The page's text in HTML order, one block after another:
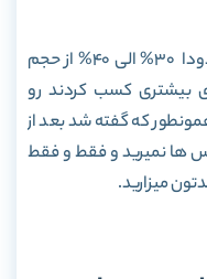
شما باید تو این مرحله حدودا 30% الی 40% از حجم
بیشتری کسب کردند رو
که گفته شد بعد از
ها نمیرید و فقط و فقط
میزارید.